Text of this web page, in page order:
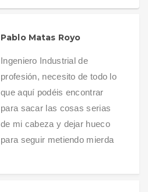
Pablo Matas Royo
Ingeniero Industrial de
profesión, necesito de todo lo
que aquí podéis encontrar
para sacar las cosas serias
de mi cabeza y dejar hueco
para seguir metiendo mierda